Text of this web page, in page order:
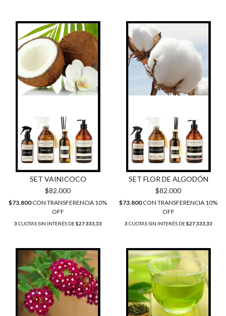
SET VAINICOCO
$82.000
$73.800CON TRANSFERENCIA 10%
OFF
3 CUOTAS SIN INTERÉS DE$27.333,33
SET FLOR DE ALGODÓN
$82.000
$73.800CON TRANSFERENCIA 10%
OFF
3 CUOTAS SIN INTERÉS DE$27.333,33